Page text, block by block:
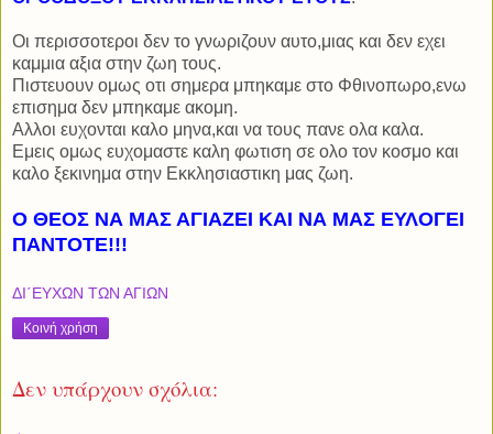
Οι περισσοτεροι δεν το γνωριζουν αυτο,μιας και δεν εχει
καμμια αξια στην ζωη τους.
Πιστευουν ομως οτι σημερα μπηκαμε στο Φθινοπωρο,ενω
επισημα δεν μπηκαμε ακομη.
Αλλοι ευχονται καλο μηνα,και να τους πανε ολα καλα.
Εμεις ομως ευχομαστε καλη φωτιση σε ολο τον κοσμο και
καλο ξεκινημα στην Εκκλησιαστικη μας ζωη.
Ο ΘΕΟΣ ΝΑ ΜΑΣ ΑΓΙΑΖΕΙ ΚΑΙ ΝΑ ΜΑΣ ΕΥΛΟΓΕΙ
ΠΑΝΤΟΤΕ!!!
ΔΙ΄ΕΥΧΩΝ ΤΩΝ ΑΓΙΩΝ
Κοινή χρήση
Δεν υπάρχουν σχόλια: